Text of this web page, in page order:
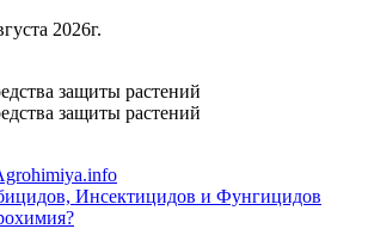
2026г.
Инсектицидов и Фунгицидов